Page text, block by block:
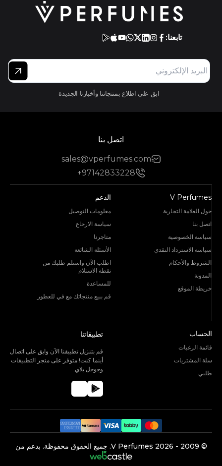
تابعنا:
ابق على اطلاع بمنتجاتنا وأخبارنا الجديدة
اتصل بنا
sales@vperfumes.com
+97142833228
V Perfumes
حول العلامة التجارية
اتصل بنا
سياسة الخصوصية
سياسة الاسترداد النقدي
الشروط والأحكام
المدونة
خريطة الموقع
الدعم
معلومات التوصيل
سياسة الارجاع
متاجرنا
الأسئلة الشائعة
اطلب الآن واستلم طلبك من
نقطة الاستلام
للمساعدة
قم ببيع منتجاتك مع في للعطور
الحساب
قائمة الرغبات
سلة المشتريات
طلبي
تطبيقاتنا
قم بتنزيل تطبيقنا الآن وابق على اتصال
أينما كنت! متوفر على متجر التطبيقات
وجوجل بلاي.
©️ 2009 -
2026 جميع الحقوق محفوظة. بدعم من